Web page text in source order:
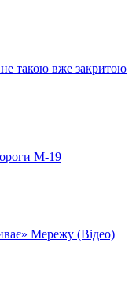
такою вже закритою
М-19
Мережу (Відео)